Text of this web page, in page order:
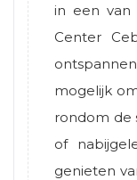
in een van
Center
mogelijk
rondom de
of
genieten